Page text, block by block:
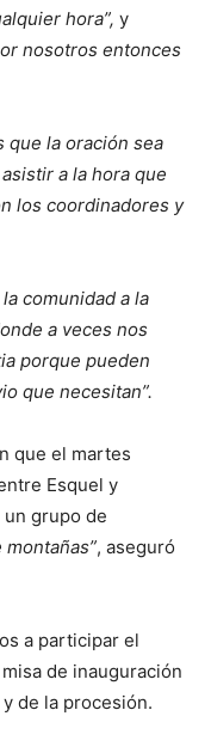
hora”, y
nosotros entonces
que la oración sea
a la hora que
los coordinadores y
comunidad a la
a veces nos
porque pueden
que necesitan”.
que el martes
Esquel y
grupo de
montañas”, aseguró
a participar el
de inauguración
de la procesión.